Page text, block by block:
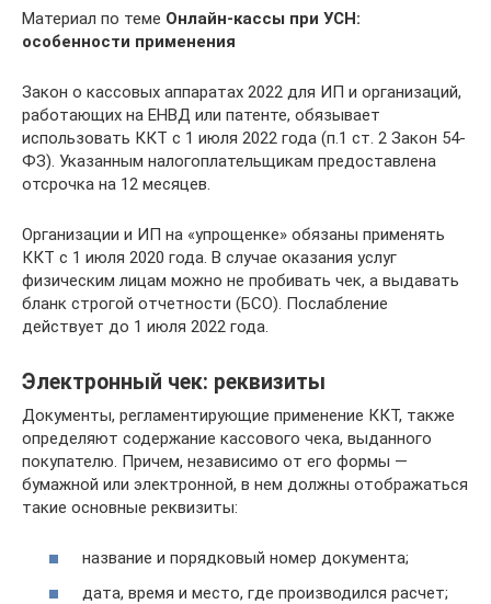
Материал по теме Онлайн-кассы при УСН:
особенности применения
Закон о кассовых аппаратах 2022 для ИП и организаций,
работающих на ЕНВД или патенте, обязывает
использовать ККТ с 1 июля 2022 года (п.1 ст. 2 Закон 54-
ФЗ). Указанным налогоплательщикам предоставлена
отсрочка на 12 месяцев.
Организации и ИП на «упрощенке» обязаны применять
ККТ с 1 июля 2020 года. В случае оказания услуг
физическим лицам можно не пробивать чек, а выдавать
бланк строгой отчетности (БСО). Послабление
действует до 1 июля 2022 года.
Электронный чек: реквизиты
Документы, регламентирующие применение ККТ, также
определяют содержание кассового чека, выданного
покупателю. Причем, независимо от его формы —
бумажной или электронной, в нем должны отображаться
такие основные реквизиты:
название и порядковый номер документа;
дата, время и место, где производился расчет;